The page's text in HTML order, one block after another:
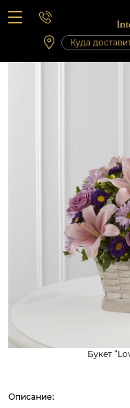
Вопросы-ответы
Сб 10:00 ‐ 14:00
Выходные и
Букет
Описание: